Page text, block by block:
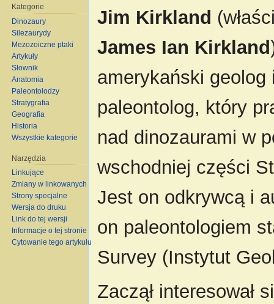
Jim Kirkland
James Ian Kirkland
amerykański geolog
paleontolog, który
nad dinozaurami w
wschodniej części
Jest on odkrywcą i
on paleontologiem
Survey (Instytut
Zaczął interesował
Kategorie
Dinozaury
Silezaurydy
Mezozoiczne ptaki
Artykuły
Słownik
Anatomia
Paleontolodzy
Stratygrafia
Geografia
Historia
Wszystkie kategorie
Narzędzia
Linkujące
Zmiany w linkowanych
Strony specjalne
Wersja do druku
Link do tej wersji
Informacje o tej stronie
Cytowanie tego artykułu